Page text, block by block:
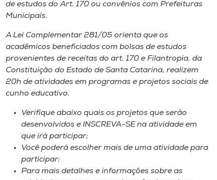
CPA
Biblioteca
Editora
Rádio
Museu
Unoesc
Store
de estudos do Art. 170 ou convênios com Prefeituras
Municipais.
A Lei Complementar 281/05 orienta que os
acadêmicos beneficiados com bolsas de estudos
provenientes de receitas do art. 170 e Filantropia, da
Constituição do Estado de Santa Catarina, realizem
20h de atividades em programas e projetos sociais de
cunho educativo.
Verifique abaixo quais os projetos que serão
desenvolvidos e INSCREVA-SE na atividade em
que irá participar;
Você poderá escolher mais de uma atividade para
participar;
Para mais detalhes e informações sobre as